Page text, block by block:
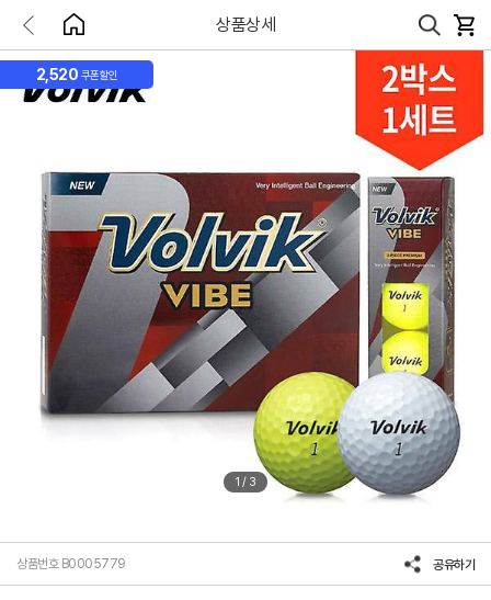
상품상세
2,520 쿠폰할인
1 / 3
상품번호 B0005779 공유하기